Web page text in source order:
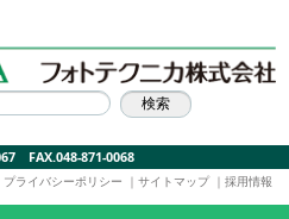
FAX.048-871-0068
プライバシーポリシー ｜ サイトマップ ｜ 採用情報